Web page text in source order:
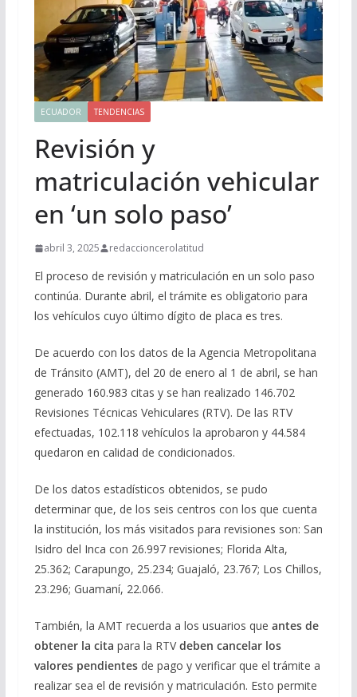
ECUADOR TENDENCIAS
Revisión y
matriculación vehicular
en ‘un solo paso’
abril 3, 2025 redaccioncerolatitud
El proceso de revisión y matriculación en un solo paso
continúa. Durante abril, el trámite es obligatorio para
los vehículos cuyo último dígito de placa es tres.
De acuerdo con los datos de la Agencia Metropolitana
de Tránsito (AMT), del 20 de enero al 1 de abril, se han
generado 160.983 citas y se han realizado 146.702
Revisiones Técnicas Vehiculares (RTV). De las RTV
efectuadas, 102.118 vehículos la aprobaron y 44.584
quedaron en calidad de condicionados.
De los datos estadísticos obtenidos, se pudo
determinar que, de los seis centros con los que cuenta
la institución, los más visitados para revisiones son: San
Isidro del Inca con 26.997 revisiones; Florida Alta,
25.362; Carapungo, 25.234; Guajaló, 23.767; Los Chillos,
23.296; Guamaní, 22.066.
También, la AMT recuerda a los usuarios que antes de
obtener la cita para la RTVdeben cancelar los
valores pendientes de pago y verificar que el trámite a
realizar sea el de revisión y matriculación. Esto permite